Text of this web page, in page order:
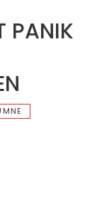
PANIK